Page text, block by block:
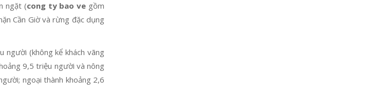
ngặt (cong ty bao ve gồm
Cần Giờ và rừng đặc dụng
(không kể khách vãng
9,5 triệu người và nông
ngoại thành khoảng 2,6